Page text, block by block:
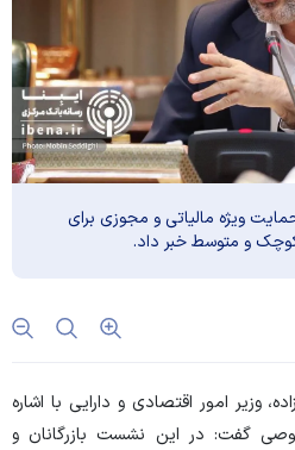
ویژه مالیاتی و مجوزی برای
و متوسط خبر داد.
وزیر امور اقتصادی و دارایی با اشاره
گفت: در این نشست بازرگانان و